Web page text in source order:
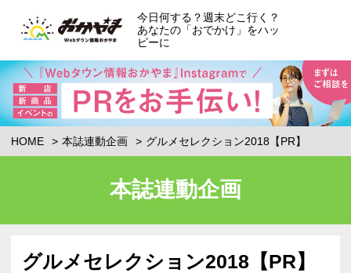
今日何する？週末どこ行く？
あなたの「おでかけ」をハッ
ピーに
HOME 本誌連動企画 グルメセレクション2018【PR】
本誌連動企画
グルメセレクション2018【PR】